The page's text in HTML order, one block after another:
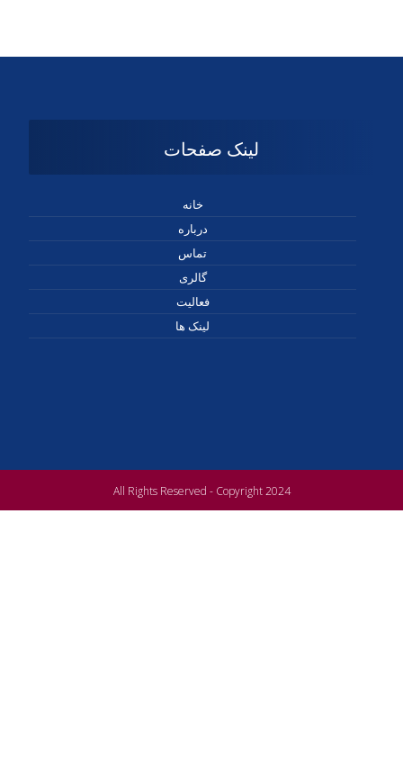
لینک صفحات
خانه
درباره
تماس
گالری
فعالیت
لینک ها
All Rights Reserved - Copyright 2024